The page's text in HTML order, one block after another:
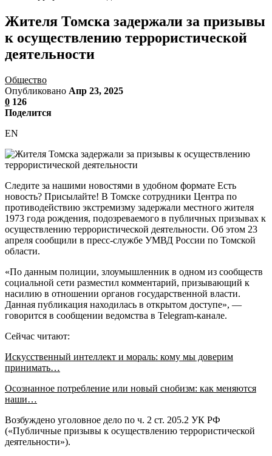
Жителя Томска задержали за призывы
к осуществлению террористической
деятельности
Общество
Опубликовано Апр 23, 2025
0 126
Поделится
EN
Следите за нашими новостями в удобном формате Есть
новость? Присылайте! В Томске сотрудники Центра по
противодействию экстремизму задержали местного жителя
1973 года рождения, подозреваемого в публичных призывах к
осуществлению террористической деятельности. Об этом 23
апреля сообщили в пресс-службе УМВД России по Томской
области.
«По данным полиции, злоумышленник в одном из сообществ
социальной сети разместил комментарий, призывающий к
насилию в отношении органов государственной власти.
Данная публикация находилась в открытом доступе», —
говорится в сообщении ведомства в Telegram-канале.
Сейчас читают:
Искусственный интеллект и мораль: кому мы доверим
принимать…
Осознанное потребление или новый снобизм: как меняются
наши…
Возбуждено уголовное дело по ч. 2 ст. 205.2 УК РФ
(«Публичные призывы к осуществлению террористической
деятельности»).